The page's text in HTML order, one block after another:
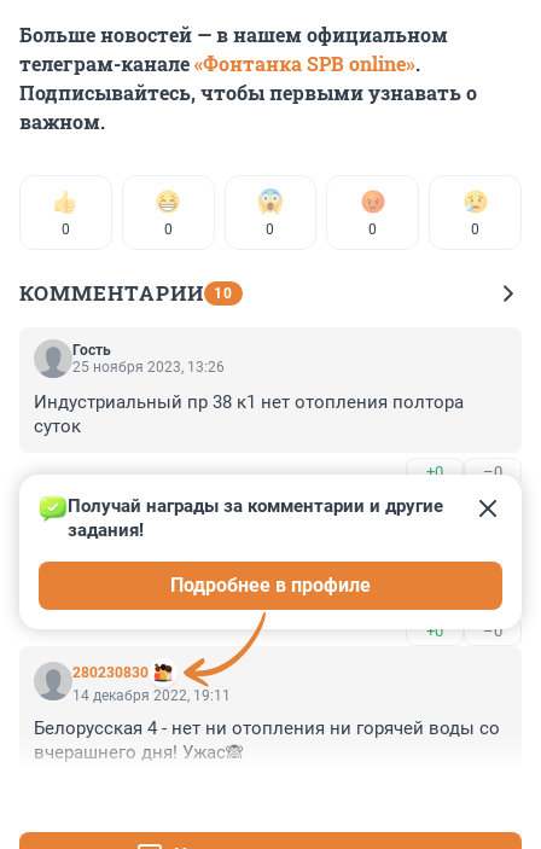
Больше новостей — в нашем официальном
телеграм-канале«Фонтанка SPB online».
Подписывайтесь, чтобы первыми узнавать о
важном.
0 0 0 0 0
КОММЕНТАРИИ 10
Гость
25 ноября 2023, 13:26
Индустриальный пр 38 к1 нет отопления полтора
суток
+0 –0
Гость
24 ноября 2023, 20:23
Ириновский 25 отопления нет, вместо горячей воды
+0 –0
280230830
Получай награды за комментарии и другие
задания!
Подробнее в профиле
14 декабря 2022, 19:11
Белорусская 4 - нет ни отопления ни горячей воды со
вчерашнего дня! Ужас🙈